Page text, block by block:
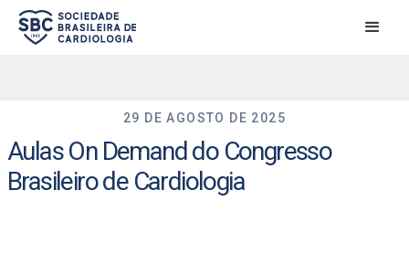
29 DE AGOSTO DE 2025
Aulas On Demand do Congresso
Brasileiro de Cardiologia